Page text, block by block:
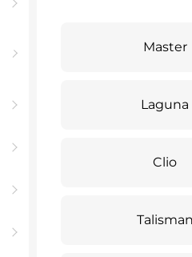
Master
Laguna
Clio
Talisman